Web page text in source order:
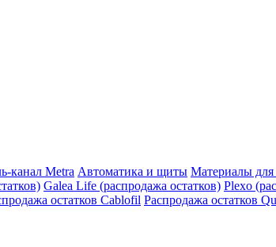
канал Metra Автоматика и щиты Материалы для
Galea Life (распродажа остатков) Plexo
остатков Cablofil Распродажа остатков